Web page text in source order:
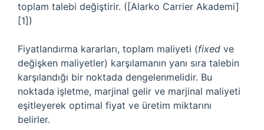
toplam talebi değiştirir. ([Alarko Carrier Akademi]
[1])
Fiyatlandırma kararları, toplam maliyeti (fixed ve
değişken maliyetler) karşılamanın yanı sıra talebin
karşılandığı bir noktada dengelenmelidir. Bu
noktada işletme, marjinal gelir ve marjinal maliyeti
eşitleyerek optimal fiyat ve üretim miktarını
belirler.